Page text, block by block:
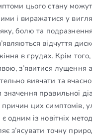
цього стану
і виражатися у
болю та
відчуття
в грудях. Крім
з’явитися лущення
вивчати та вчасно
правильної
цих симптомів,
одним із новітніх
з’ясувати точну